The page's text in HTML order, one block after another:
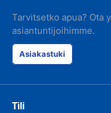
Tarvitsetko apua? Ota
asiantuntijoihimme.
Asiakastuki
Tili